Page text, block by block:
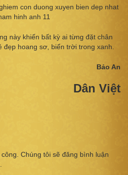
này khiến bất kỳ ai từng đặt chân
hoang sơ, biển trời trong xanh.
Bảo An
Dân Việt
Chúng tôi sẽ đăng bình luận